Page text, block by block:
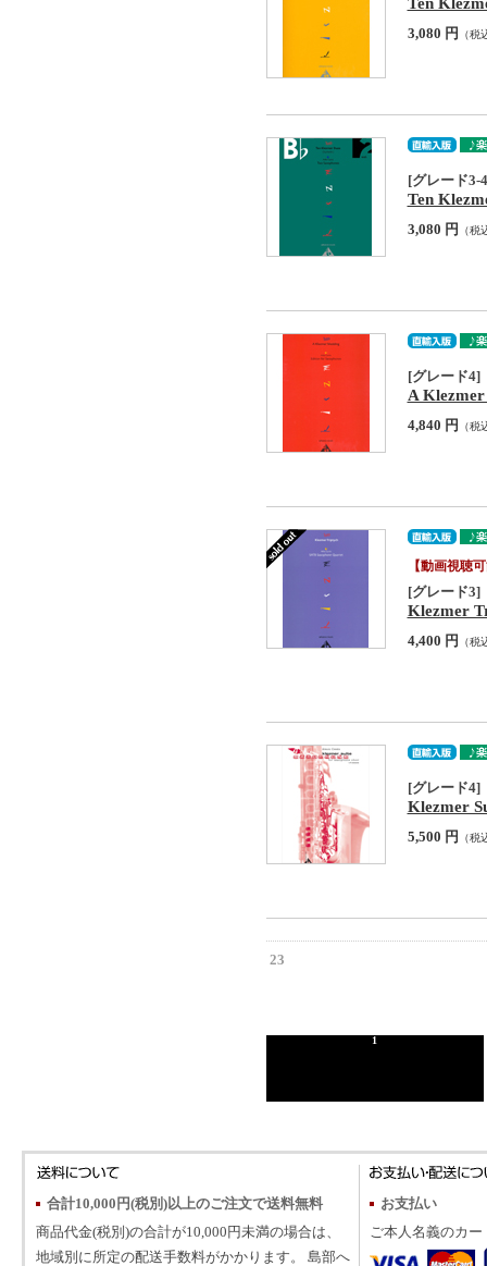
3,080 円 （税
[グレード3-
Ten
3,080 円 （税
[グレード4]
A
4,840 円 （税
【動画視聴
[グレード3]
Klezmer
4,400 円 （税
[グレード4]
Klezmer
5,500 円 （税
23
1
合計10,000円(税別)以上のご注文で送料無料
商品代金(税別)の合計が10,000円未満の場合は、
地域別に所定の配送手数料がかかります。 島部へ
お支払い
ご本人名義のカ